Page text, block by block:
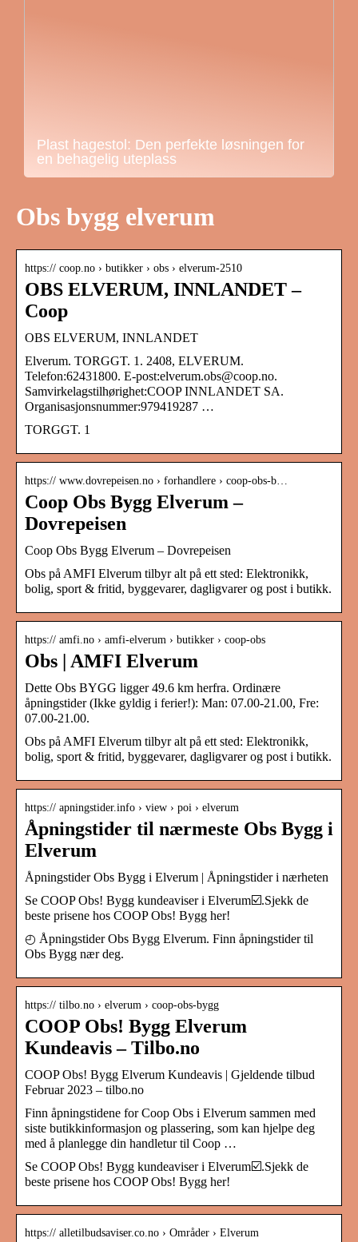
Plast hagestol: Den perfekte løsningen for
en behagelig uteplass
Obs bygg elverum
https:// coop.no › butikker › obs › elverum-2510
OBS ELVERUM, INNLANDET –
Coop
OBS ELVERUM, INNLANDET
Elverum. TORGGT. 1. 2408, ELVERUM.
Telefon:62431800. E-post:elverum.obs@coop.no.
Samvirkelagstilhørighet:COOP INNLANDET SA.
Organisasjonsnummer:979419287 …
TORGGT. 1
https:// www.dovrepeisen.no › forhandlere › coop-obs-b…
Coop Obs Bygg Elverum –
Dovrepeisen
Coop Obs Bygg Elverum – Dovrepeisen
Obs på AMFI Elverum tilbyr alt på ett sted: Elektronikk,
bolig, sport & fritid, byggevarer, dagligvarer og post i butikk.
https:// amfi.no › amfi-elverum › butikker › coop-obs
Obs | AMFI Elverum
Dette Obs BYGG ligger 49.6 km herfra. Ordinære
åpningstider (Ikke gyldig i ferier!): Man: 07.00-21.00, Fre:
07.00-21.00.
Obs på AMFI Elverum tilbyr alt på ett sted: Elektronikk,
bolig, sport & fritid, byggevarer, dagligvarer og post i butikk.
https:// apningstider.info › view › poi › elverum
Åpningstider til nærmeste Obs Bygg i
Elverum
Åpningstider Obs Bygg i Elverum | Åpningstider i nærheten
Se COOP Obs! Bygg kundeaviser i Elverum☑️.Sjekk de
beste prisene hos COOP Obs! Bygg her!
◴ Åpningstider Obs Bygg Elverum. Finn åpningstider til
Obs Bygg nær deg.
https:// tilbo.no › elverum › coop-obs-bygg
COOP Obs! Bygg Elverum
Kundeavis – Tilbo.no
COOP Obs! Bygg Elverum Kundeavis | Gjeldende tilbud
Februar 2023 – tilbo.no
Finn åpningstidene for Coop Obs i Elverum sammen med
siste butikkinformasjon og plassering, som kan hjelpe deg
med å planlegge din handletur til Coop …
Se COOP Obs! Bygg kundeaviser i Elverum☑️.Sjekk de
beste prisene hos COOP Obs! Bygg her!
https:// alletilbudsaviser.co.no › Områder › Elverum